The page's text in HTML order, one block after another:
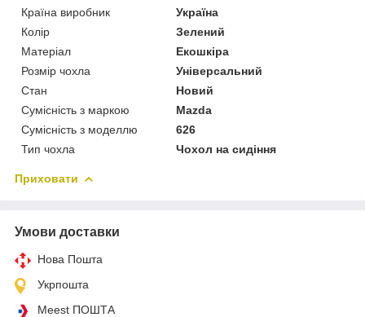
Країна виробник
Україна
Колір
Зелений
Матеріал
Екошкіра
Розмір чохла
Універсальний
Стан
Новий
Сумісність з маркою
Mazda
Сумісність з моделлю
626
Тип чохла
Чохол на сидіння
Приховати
Умови доставки
Нова Пошта
Укрпошта
Meest ПОШТА